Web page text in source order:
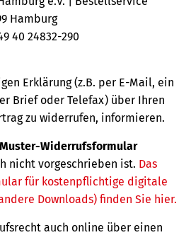
Hamburg
40 24832-290
Erklärung (z.B. per E-Mail, ein
Brief oder Telefax) über Ihren
zu widerrufen, informieren.
Muster-Widerrufsformular
nicht vorgeschrieben ist. Das
für kostenpflichtige digitale
Downloads) finden Sie hier.
auch online über einen